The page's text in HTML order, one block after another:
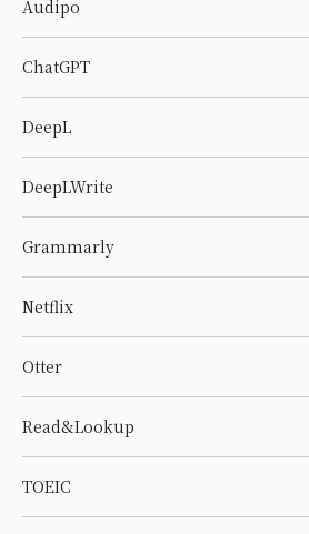
Audipo
ChatGPT
DeepL
DeepLWrite
Grammarly
Netflix
Otter
Read&Lookup
TOEIC